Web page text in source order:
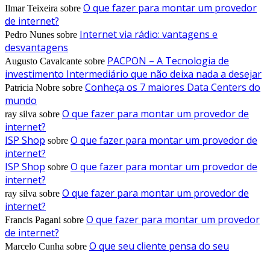
Ilmar Teixeira sobre O que fazer para montar um provedor
de internet?
Pedro Nunes sobre Internet via rádio: vantagens e
desvantagens
Augusto Cavalcante sobre PACPON – A Tecnologia de
investimento Intermediário que não deixa nada a desejar
Patricia Nobre sobre Conheça os 7 maiores Data Centers do
mundo
ray silva sobre O que fazer para montar um provedor de
internet?
ISP Shop sobre O que fazer para montar um provedor de
internet?
ISP Shop sobre O que fazer para montar um provedor de
internet?
ray silva sobre O que fazer para montar um provedor de
internet?
Francis Pagani sobre O que fazer para montar um provedor
de internet?
Marcelo Cunha sobre O que seu cliente pensa do seu